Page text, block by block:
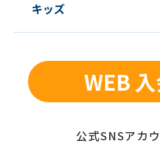
キッズ
WEB
公式SNSアカ